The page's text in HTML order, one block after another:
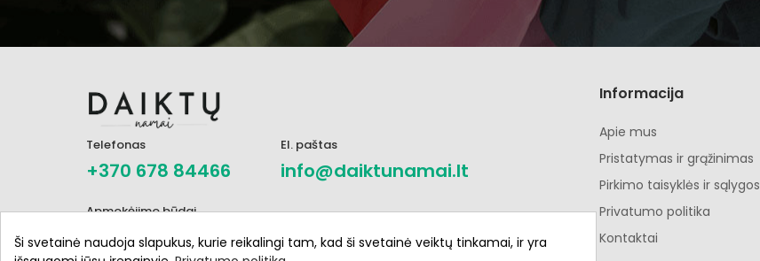
Telefonas
+370 678 84466
El. paštas
info@daiktunamai.lt
Apmokėjimo būdai
Informacija
Apie mus
Pristatymas ir grąžinimas
Pirkimo taisyklės ir sąlygos
Privatumo politika
Kontaktai
Ši svetainė naudoja slapukus, kurie reikalingi tam, kad ši svetainė veiktų tinkamai, ir yra